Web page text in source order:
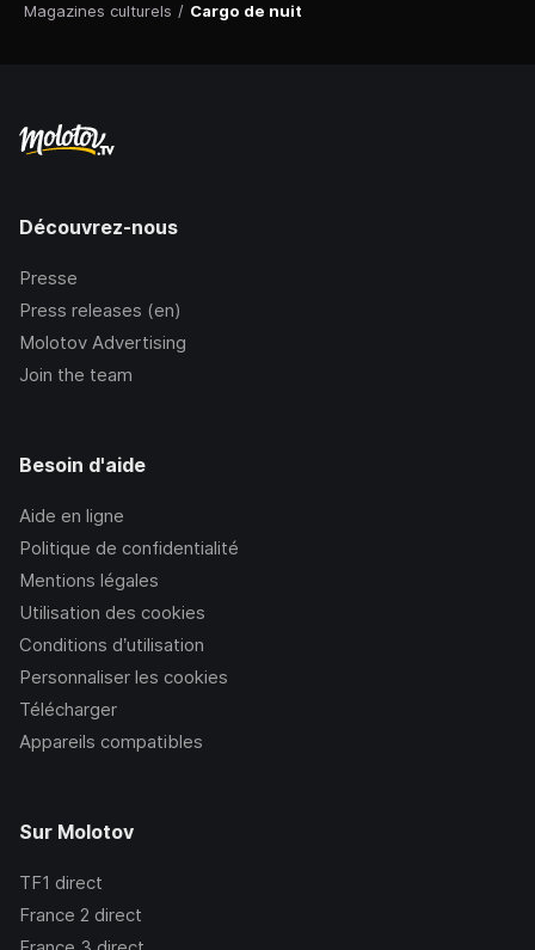
Magazines culturels / Cargo de nuit
Découvrez-nous
Presse
Press releases (en)
Molotov Advertising
Join the team
Besoin d'aide
Aide en ligne
Politique de confidentialité
Mentions légales
Utilisation des cookies
Conditions d’utilisation
Personnaliser les cookies
Télécharger
Appareils compatibles
Sur Molotov
TF1 direct
France 2 direct